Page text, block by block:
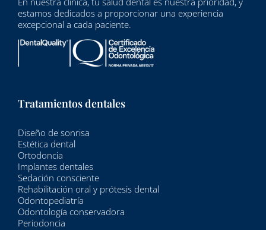
estamos dedicados a proporcionar una experiencia
excepcional a cada paciente.
Tratamientos dentales
Diseño de sonrisa
Estética dental
Ortodoncia
Implantes dentales
Sedación consciente
Rehabilitación oral y prótesis dental
Odontopediatría
Odontología conservadora
Periodoncia